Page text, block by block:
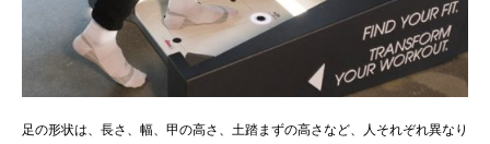
足の形状は、長さ、幅、甲の高さ、土踏まずの高さなど、人それぞれ異なり